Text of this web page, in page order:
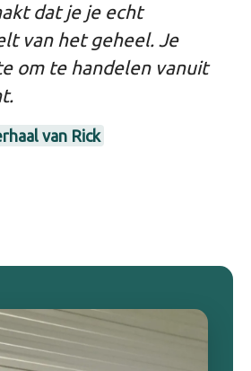
dat je je echt
van het geheel. Je
om te handelen vanuit
van Rick